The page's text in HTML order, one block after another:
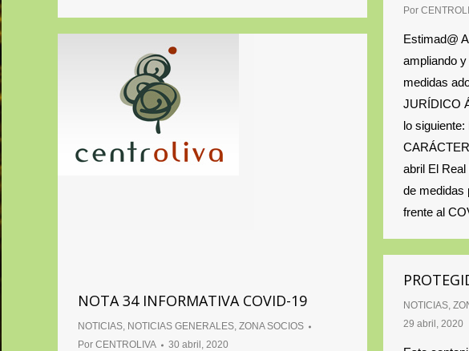
Por
Estimad@
ampliando
medidas
JURÍDICO
lo
abril El
de medidas
frente al
NOTA 34 INFORMATIVA COVID-19
NOTICIAS, NOTICIAS GENERALES, ZONA SOCIOS
Por CENTROLIVA 30 abril, 2020
NOTICIAS,
29 abril, 2020